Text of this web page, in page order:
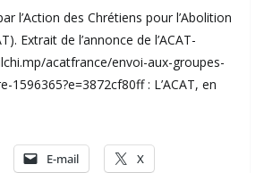
l’Action des Chrétiens pour l’Abolition
Extrait de l’annonce de l’ACAT-
acatfrance/envoi-aux-groupes-
1596365?e=3872cf80ff : L’ACAT, en
E-mail X